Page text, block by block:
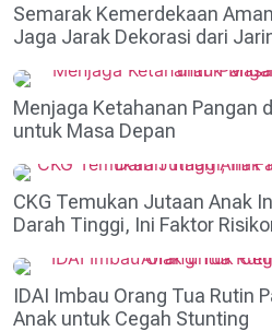
Semarak Kemerdekaan
Jaga Jarak Dekorasi dari
Menjaga Ketahanan Pangan
untuk Masa Depan
CKG Temukan Jutaan Anak
Darah Tinggi, Ini Faktor
IDAI Imbau Orang Tua Rutin
Anak untuk Cegah Stunting